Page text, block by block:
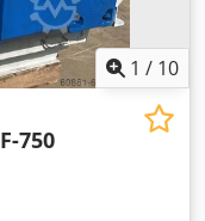
1 / 10
F-750